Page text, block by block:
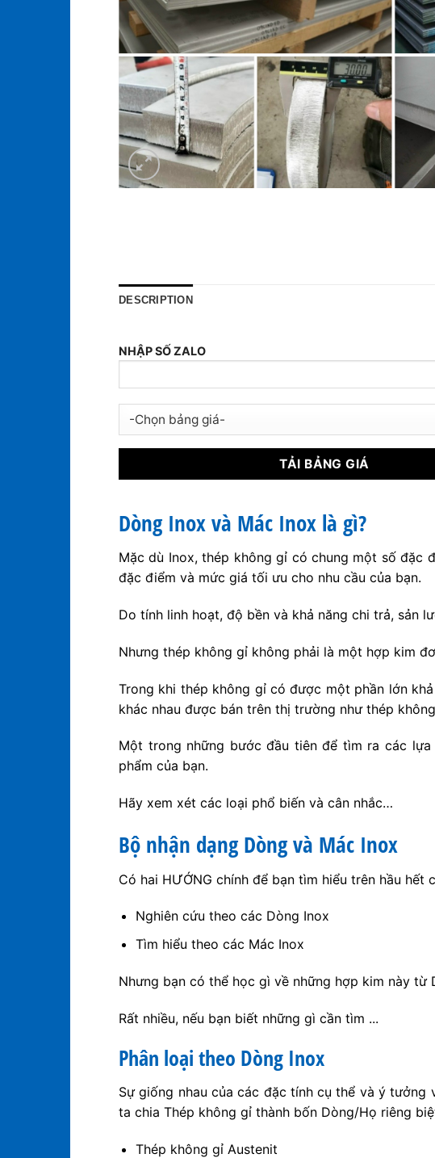
DESCRIPTION
NHẬP SỐ ZALO
Dòng Inox và Mác Inox là gì?
Mặc dù Inox, thép không gỉ có chung một số đặc
đặc điểm và mức giá tối ưu cho nhu cầu của bạn.
Do tính linh hoạt, độ bền và khả năng chi trả, sản
Nhưng thép không gỉ không phải là một hợp kim
Trong khi thép không gỉ có được một phần lớn
khác nhau được bán trên thị trường như thép
Một trong những bước đầu tiên để tìm ra các
phẩm của bạn.
Hãy xem xét các loại phổ biến và cân nhắc…
Bộ nhận dạng Dòng và Mác Inox
Có hai HƯỚNG chính để bạn tìm hiểu trên hầu hết
Nghiên cứu theo các Dòng Inox
Tìm hiểu theo các Mác Inox
Nhưng bạn có thể học gì về những hợp kim này từ
Rất nhiều, nếu bạn biết những gì cần tìm ...
Phân loại theo Dòng Inox
Sự giống nhau của các đặc tính cụ thể và ý
ta chia Thép không gỉ thành bốn Dòng/Họ riêng
Thép không gỉ Austenit